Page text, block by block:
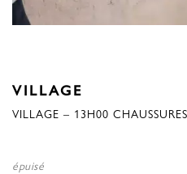
VILLAGE
VILLAGE – 13H00
épuisé